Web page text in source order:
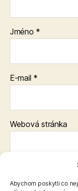
Abychom poskytli co
Jméno *
E-mail *
Webová stránka
Uložit do
budoucí